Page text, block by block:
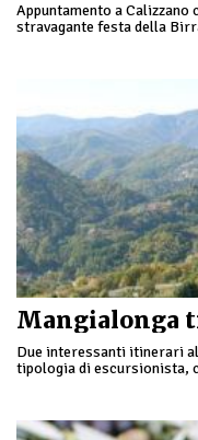
Appuntamento a
stravagante festa della
Mangialonga
Due interessanti itinerari
tipologia di escursionista,